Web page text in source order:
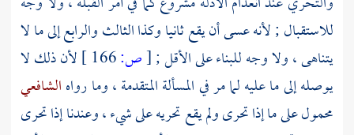
للاستقبال ; لأنه عسى أن يقع ثانيا وكذا الثالث والرابع إلى ما لا
يتناهى ، ولا وجه للبناء على الأقل ;[ص:
لأن ذلك لا
يوصله إلى ما عليه لما مر في المسألة المتقدمة ، وما رواهالشافعي
محمول على ما إذا تحرى ولم يقع تحريه على شيء ، وعندنا إذا تحرى